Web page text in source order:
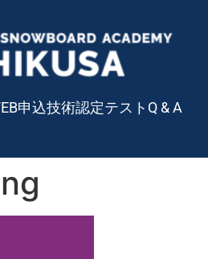
申込技術認定テスト Q & A